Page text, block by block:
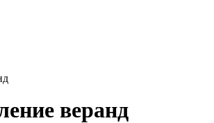
веранд